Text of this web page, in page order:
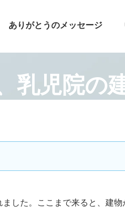
ありがとうのメッセージ
乳児院の
した。ここまで来ると、建